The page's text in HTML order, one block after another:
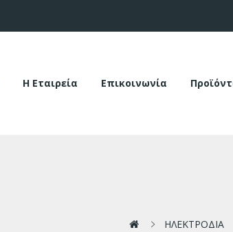
Η Εταιρεία Επικοινωνία
ΗΛΕΚΤΡΟΔΙΑ